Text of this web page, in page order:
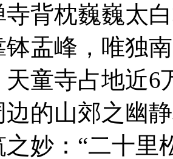
寺背枕巍巍太
盂峰，唯独
天童寺占地近6
边的山郊之幽
妙：“二十里